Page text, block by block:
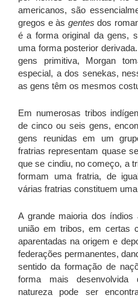
americanos, são
gregos e às gentes dos
é a forma original da gens,
uma forma posterior
gens primitiva, Morgan
especial, a dos senekas,
as gens têm os mesmos
Em numerosas tribos
de cinco ou seis gens,
gens reunidas em um
fratrias representam quase
que se cindiu, no começo, a
formam uma fratria, de
várias fratrias constituem
A grande maioria dos
união em tribos, em certas
aparentadas na origem e
federações permanentes,
sentido da formação de
forma mais
natureza pode ser